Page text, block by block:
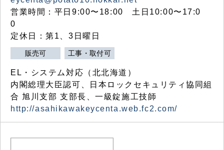
営業時間：平日9:00〜18:00 土日10:00〜17:0
0
定休日：第1、3日曜日
販売可 工事・取付可
EL・システム対応（北北海道）
内閣総理大臣認可、日本ロックセキュリティ協同組
合 旭川支部 支部長、一級錠施工技師
http://asahikawakeycenta.web.fc2.com/